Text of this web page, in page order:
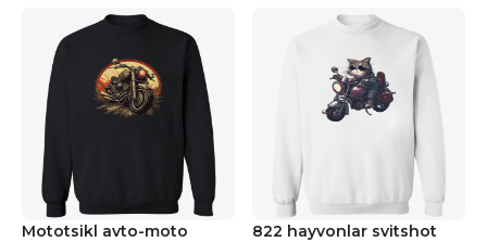
Mototsikl avto-moto
822 hayvonlar svitshot